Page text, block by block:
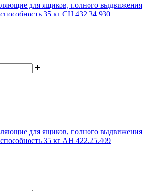
для ящиков, полного выдвижения
35 кг СН 432.34.930
для ящиков, полного выдвижения
35 кг АН 422.25.409